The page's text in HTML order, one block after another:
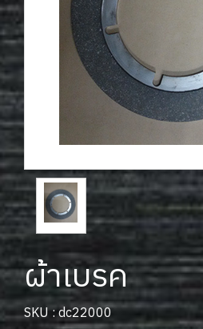
ผ้าเบรค
SKU : dc22000